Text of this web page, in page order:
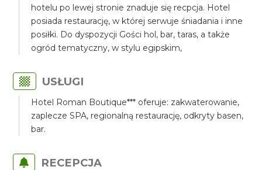
hotelu po lewej stronie znaduje się recpcja. Hotel
posiada restaurację, w której serwuje śniadania i inne
posiłki. Do dyspozycji Gości hol, bar, taras, a także
ogród tematyczny, w stylu egipskim,
USŁUGI
Hotel Roman Boutique*** oferuje: zakwaterowanie,
zaplecze SPA, regionalną restaurację, odkryty basen,
bar.
RECEPCJA